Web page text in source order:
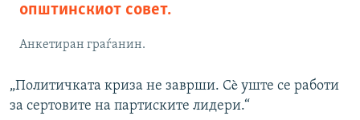
општинскиот совет.
Анкетиран граѓанин.
„Политичката криза не заврши. Сè уште се работи
за сертовите на партиските лидери.“